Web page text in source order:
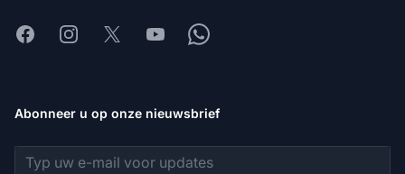
FacebookInstagram
X YoutubeWhatsapp
Abonneer u op onze nieuwsbrief
E-mailadres